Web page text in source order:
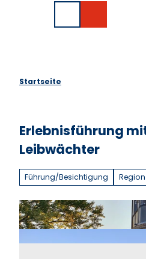
Startseite
Erlebnisführung
Leibwächter
Führung/Besichtigung Region